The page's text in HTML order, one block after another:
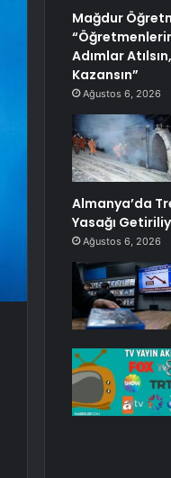
Mağdur
Adımlar
Kazansın”
Ağustos 6, 2026
Almanya’da
Yasağı
Ağustos 6, 2026